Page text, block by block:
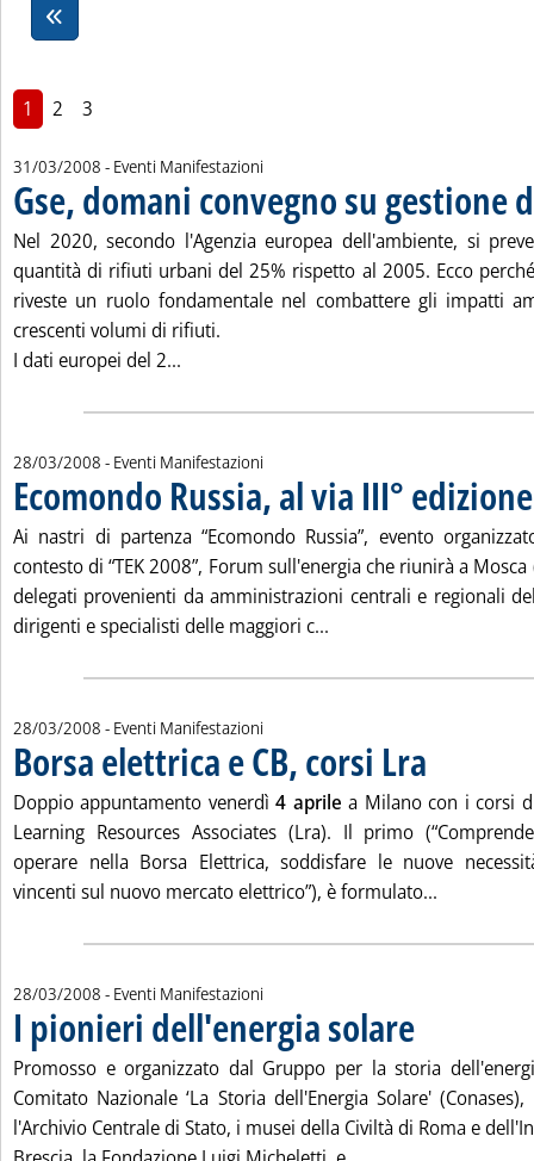
1 2 3
31/03/2008 - Eventi Manifestazioni
Gse, domani convegno su gestione
Nel 2020, secondo l'Agenzia europea dell'ambiente, si
quantità di rifiuti urbani del 25% rispetto al 2005. Ecco
riveste un ruolo fondamentale nel combattere gli impatti
crescenti volumi di rifiuti.
I dati europei del 2...
28/03/2008 - Eventi Manifestazioni
Ecomondo Russia, al via III° edizione
Ai nastri di partenza “Ecomondo Russia”, evento
contesto di “TEK 2008”, Forum sull'energia che riunirà a Mosca
delegati provenienti da amministrazioni centrali e regionali
dirigenti e specialisti delle maggiori c...
28/03/2008 - Eventi Manifestazioni
Borsa elettrica e CB, corsi Lra
Doppio appuntamento venerdì4 aprile a Milano con i corsi
Learning Resources Associates (Lra). Il primo
operare nella Borsa Elettrica, soddisfare le nuove
vincenti sul nuovo mercato elettrico”), è formulato...
28/03/2008 - Eventi Manifestazioni
I pionieri dell'energia solare
Promosso e organizzato dal Gruppo per la storia
Comitato Nazionale ‘La Storia dell'Energia Solare'
l'Archivio Centrale di Stato, i musei della Civiltà di Roma e